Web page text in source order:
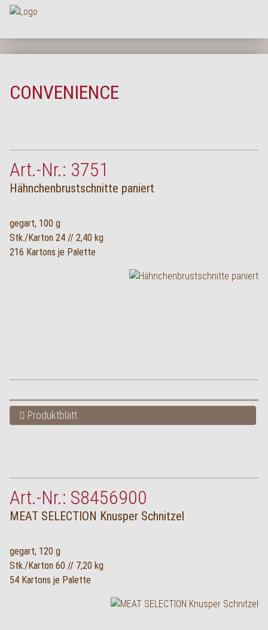
CONVENIENCE
Art.-Nr.: 3751
Hähnchenbrustschnitte paniert
gegart, 100 g
Stk./Karton 24 // 2,40 kg
216 Kartons je Palette
Produktblatt
Art.-Nr.: S8456900
MEAT SELECTION Knusper Schnitzel
gegart, 120 g
Stk./Karton 60 // 7,20 kg
54 Kartons je Palette
HOME
SORTIMENT
SERVICE
KARRIERE
KONTAKT
FAQ